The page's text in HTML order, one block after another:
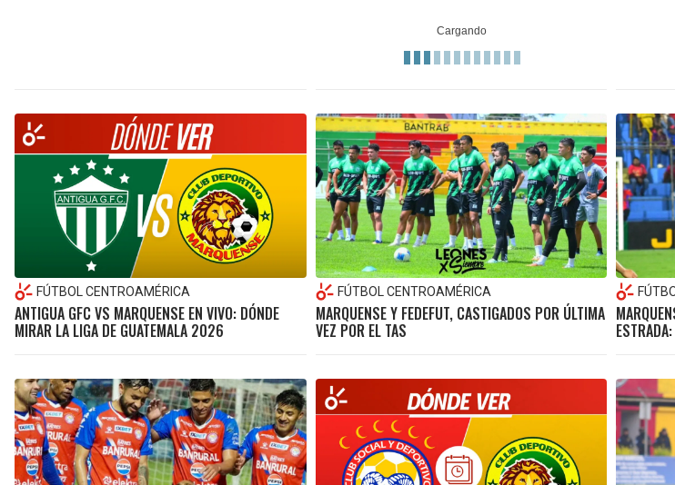
FÚTBOL CENTROAMÉRICA
ANTIGUA GFC VS MARQUENSE EN VIVO: DÓNDE
MIRAR LA LIGA DE GUATEMALA 2026
FÚTBOL CENTROAMÉRICA
MARQUENSE Y FEDEFUT, CASTIGADOS POR ÚLTIMA
VEZ POR EL TAS